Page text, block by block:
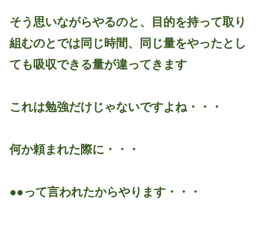
そう思いながらやるのと、目的を持って取り
組むのとでは同じ時間、同じ量をやったとし
ても吸収できる量が違ってきます
これは勉強だけじゃないですよね・・・
何か頼まれた際に・・・
●●って言われたからやります・・・